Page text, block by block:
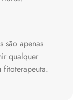
são apenas
qualquer
fitoterapeuta.